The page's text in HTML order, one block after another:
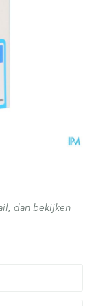
dan bekijken